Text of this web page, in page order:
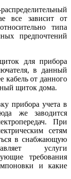
все зависит от
типа
предпочтений
для прибора
в данный
кабель от данного
щиток дома.
прибора учета в
же заводится
При
сетям
в снабжающую
услуги
требования
и какие